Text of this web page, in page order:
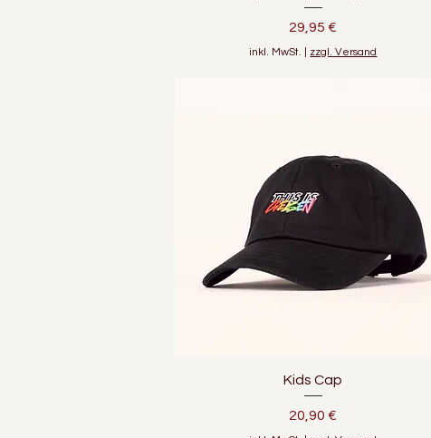
Preis
29,95 €
inkl. MwSt. zzgl. Versand
Schnellansicht
Kids Cap
Preis
20,90 €